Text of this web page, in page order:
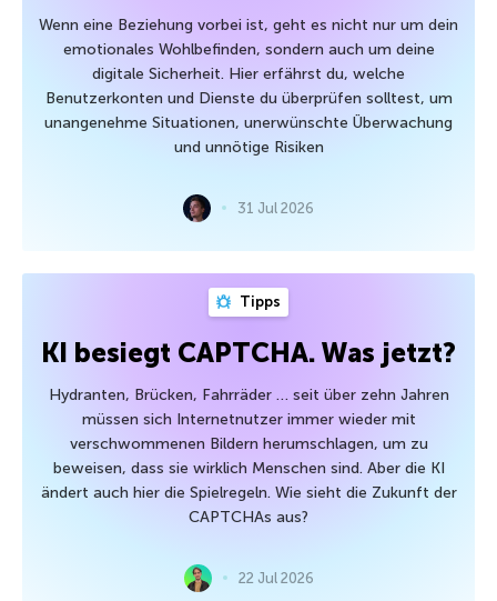
Wenn eine Beziehung vorbei ist, geht es nicht nur um dein
emotionales Wohlbefinden, sondern auch um deine
digitale Sicherheit. Hier erfährst du, welche
Benutzerkonten und Dienste du überprüfen solltest, um
unangenehme Situationen, unerwünschte Überwachung
und unnötige Risiken
31 Jul 2026
Tipps
KI besiegt CAPTCHA. Was jetzt?
Hydranten, Brücken, Fahrräder … seit über zehn Jahren
müssen sich Internetnutzer immer wieder mit
verschwommenen Bildern herumschlagen, um zu
beweisen, dass sie wirklich Menschen sind. Aber die KI
ändert auch hier die Spielregeln. Wie sieht die Zukunft der
CAPTCHAs aus?
22 Jul 2026